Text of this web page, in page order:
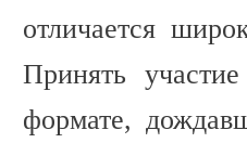
отличается
Принять
формате,